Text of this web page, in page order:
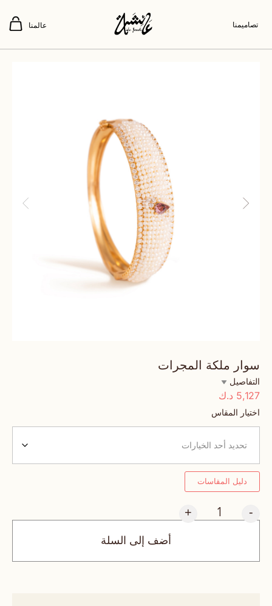
تصاميمنا عالمنا
سوار ملكة المجرات
التفاصيل
5,127 د.ك
اختيار المقاس
دليل المقاسات
-
+
أضف إلى السلة